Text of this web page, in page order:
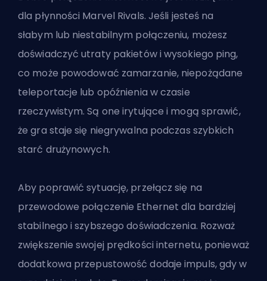
dla płynności Marvel Rivals. Jeśli jesteś na
słabym lub niestabilnym połączeniu, możesz
doświadczyć utraty pakietów i wysokiego ping,
co może powodować zamarzanie, niepożądane
teleportacje lub opóźnienia w czasie
rzeczywistym. Są one irytujące i mogą sprawić,
że gra staje się niegrywalna podczas szybkich
starć drużynowych.
Aby poprawić sytuację, przełącz się na
przewodowe połączenie Ethernet dla bardziej
stabilnego i szybszego doświadczenia. Rozważ
zwiększenie swojej prędkości internetu, ponieważ
dodatkowa przepustowość dodaje impuls, gdy w